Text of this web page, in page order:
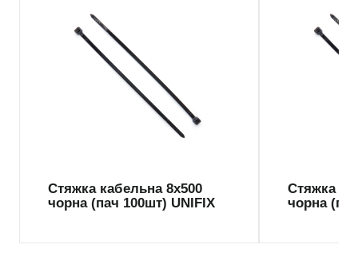
Стяжка кабельна 8х500
чорна (пач 100шт) UNIFIX
Стяжка
чорна